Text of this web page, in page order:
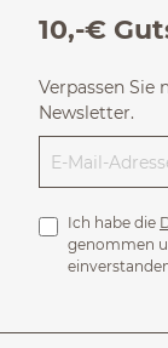
10,-€
Verpassen Sie
Newsletter.
Ich habe die
genommen